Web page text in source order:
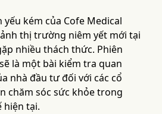
yếu kém của Cofe Medical
thị trường niêm yết mới tại
nhiều thách thức. Phiên
là một bài kiểm tra quan
nhà đầu tư đối với các cổ
chăm sóc sức khỏe trong
tại.